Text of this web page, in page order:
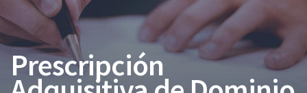
Prescripción